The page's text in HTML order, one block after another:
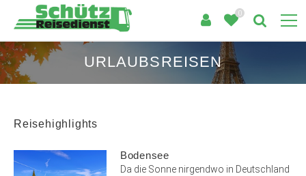
0
URLAUBSREISEN
Reisehighlights
Bodensee
Da die Sonne nirgendwo in Deutschland